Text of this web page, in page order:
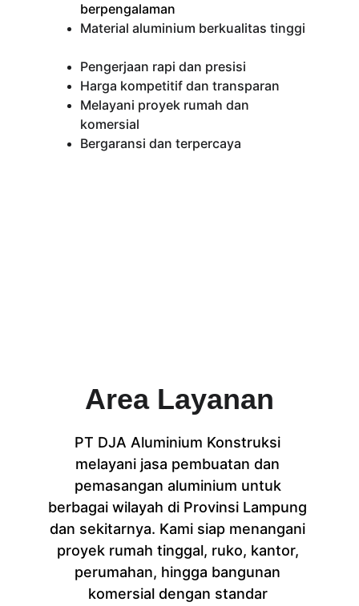
berpengalaman
Material aluminium berkualitas tinggi
Pengerjaan rapi dan presisi
Harga kompetitif dan transparan
Melayani proyek rumah dan
komersial
Bergaransi dan terpercaya
Area Layanan
PT DJA Aluminium Konstruksi
melayani jasa pembuatan dan
pemasangan aluminium untuk
berbagai wilayah di Provinsi Lampung
dan sekitarnya. Kami siap menangani
proyek rumah tinggal, ruko, kantor,
perumahan, hingga bangunan
komersial dengan standar